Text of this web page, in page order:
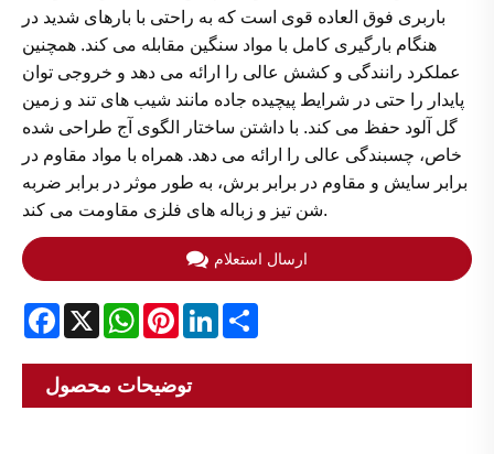
باربری فوق العاده قوی است که به راحتی با بارهای شدید در
هنگام بارگیری کامل با مواد سنگین مقابله می کند. همچنین
عملکرد رانندگی و کشش عالی را ارائه می دهد و خروجی توان
پایدار را حتی در شرایط پیچیده جاده مانند شیب های تند و زمین
گل آلود حفظ می کند. با داشتن ساختار الگوی آج طراحی شده
خاص، چسبندگی عالی را ارائه می دهد. همراه با مواد مقاوم در
برابر سایش و مقاوم در برابر برش، به طور موثر در برابر ضربه
شن تیز و زباله های فلزی مقاومت می کند.
ارسال استعلام
Facebook
X WhatsApp
PinterestLinkedIn
توضیحات محصول